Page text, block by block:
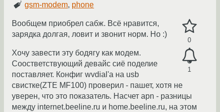
gsm-modem, phone
0
1
Вообщем приобрел сабж. Всё нравится,
зарядка долгая, ловит и звонит норм. Но :)
Хочу завести эту бодягу как модем.
Соостветствующий девайс сиё поделие
поставляет. Конфиг wvdial'a на usb
свистке(ZTE MF100) проверил - пашет, хотя не
уверен, что это показатель. Насчет apn - разницы
между internet.beeline.ru и home.beeline.ru, на этом